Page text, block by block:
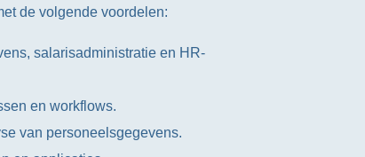
de volgende voordelen:
salarisadministratie en HR-
en workflows.
van personeelsgegevens.